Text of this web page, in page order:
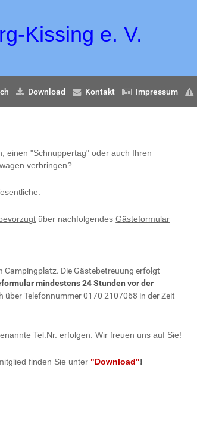
Kissing e. V.
Download Kontakt Impressum
einen "Schnuppertag" oder auch Ihren
verbringen?
über nachfolgendesGästeformular
Campingplatz. Die Gästebetreuung erfolgt
mindestens 24 Stunden vor der
Telefonnummer 0170 2107068 in der Zeit
Tel.Nr. erfolgen. Wir freuen uns auf Sie!
finden Sie unter "Download"!